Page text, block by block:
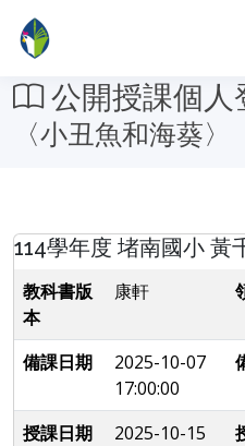
公開授課個人
〈小丑魚和海葵〉
114學年度 堵南國小 黃
教科書版
本
康軒
備課日期
2025-10-07
17:00:00
授課日期
2025-10-15